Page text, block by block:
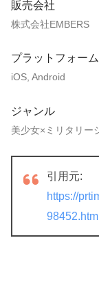
販売会社
株式会社EMBERS
プラットフォーム
iOS, Android
ジャンル
美少女×ミリタリー
引用元:
https://
98452.html